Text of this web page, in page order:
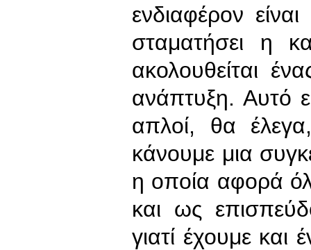
ενδιαφέρον
σταματήσει η
ακολουθείται
ανάπτυξη. Αυτό
απλοί, θα
κάνουμε μια
η οποία αφορά
και ως
γιατί έχουμε και